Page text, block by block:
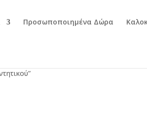
Προσωποποιημένα Δώρα